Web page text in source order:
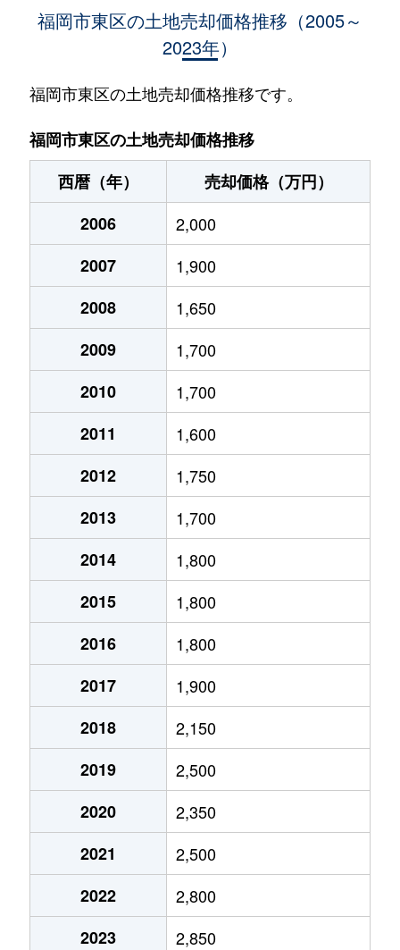
1,500万円
大岳
2,800万円 西戸崎
大岳
6,400万円 西戸崎
大岳
2,200万円 西戸崎
大字香椎
1,200万円
2,600万円
3,000万円
300万円
2,600万円
2,500万円
8,500万円
2,200万円
香椎駅東
2,200万円
香椎駅東
2,100万円
香椎駅東
1,400万円
香椎駅東
1,400万円
香椎駅前
3,600万円
香椎駅前
5,300万円
香椎台
3,100万円
香椎台
2,800万円
香椎照葉
2,600万円
福岡市東区の土地売却価格推移（2005～
2023年）
福岡市東区の土地売却価格推移です。
福岡市東区の土地売却価格推移
西暦（年）
売却価格（万円）
2006
2,000
2007
1,900
2008
1,650
2009
1,700
2010
1,700
2011
1,600
2012
1,750
2013
1,700
2014
1,800
2015
1,800
2016
1,800
2017
1,900
2018
2,150
2019
2,500
2020
2,350
2021
2,500
2022
2,800
2023
2,850